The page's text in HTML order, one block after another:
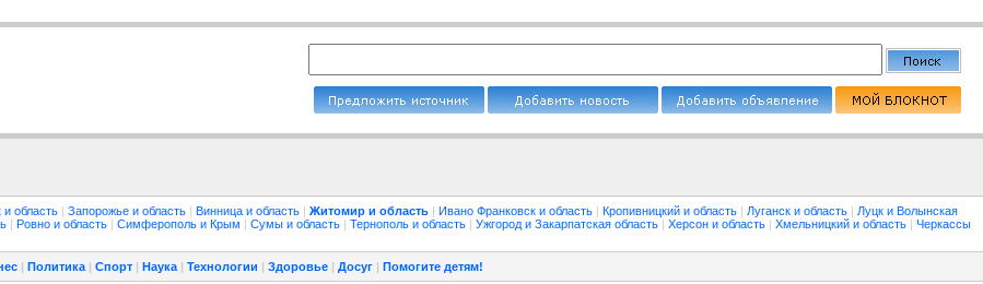
и область | Запорожье и область | Винница и область | Житомир и область | Ивано Франковск и область | Кропивницкий и область | Луганск и область | Луцк и Волынская
| Ровно и область | Симферополь и Крым | Сумы и область | Тернополь и область | Ужгород и Закарпатская область | Херсон и область | Хмельницкий и область | Черкассы
| Политика | Спорт | Наука | Технологии | Здоровье | Досуг | Помогите детям!